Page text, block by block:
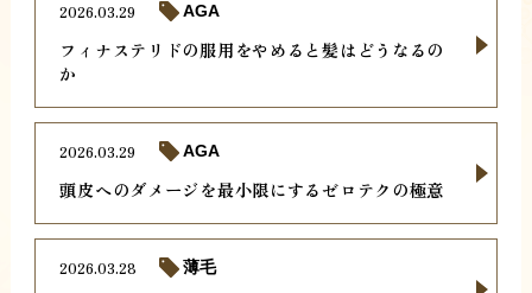
フィナステリドの服用をやめると髪はどうなるの
か
2026.03.29 AGA
頭皮へのダメージを最小限にするゼロテクの極意
2026.03.29 AGA
2026.03.28 薄毛